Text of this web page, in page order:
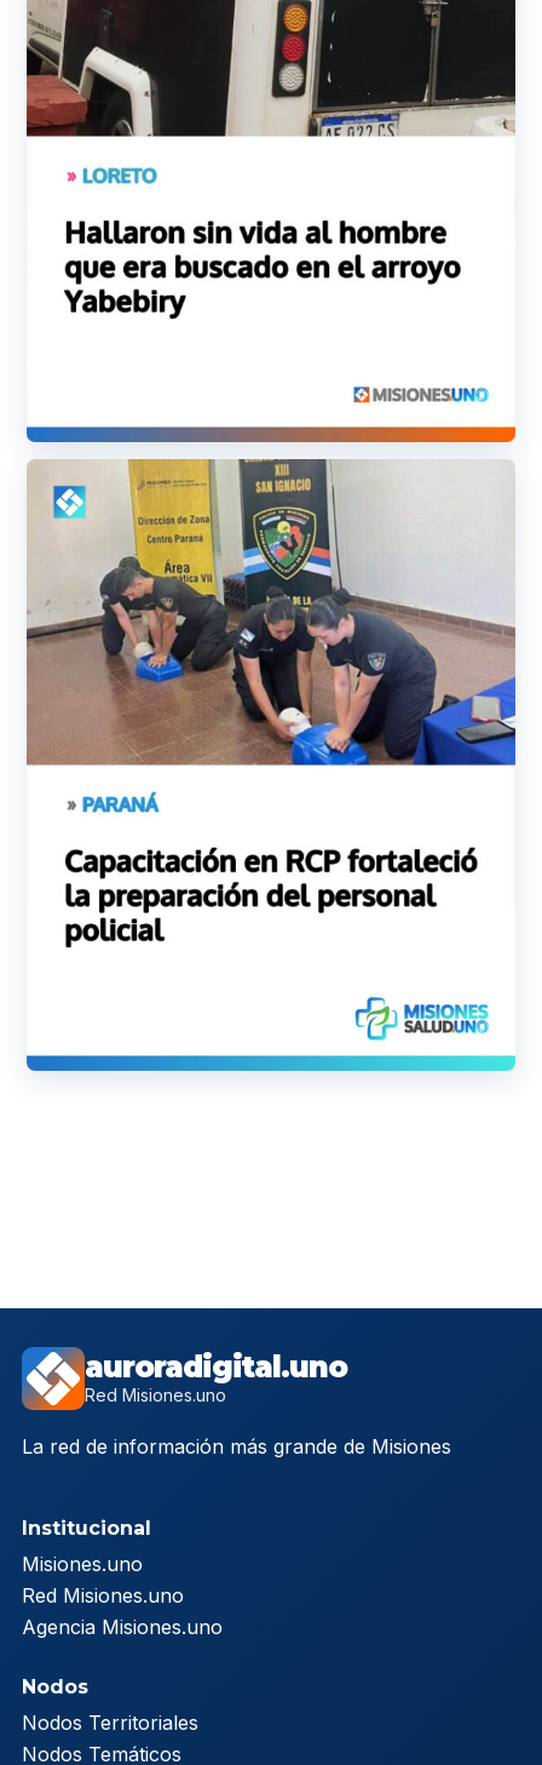
auroradigital.uno
Red Misiones.uno
La red de información más grande de Misiones
Institucional
Misiones.uno
Red Misiones.uno
Agencia Misiones.uno
Nodos
Nodos Territoriales
Nodos Temáticos